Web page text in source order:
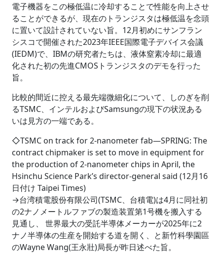
電子機器をこの極低温に冷却することで性能を向上させ
ることができるが、現在のトランジスタは極低温を念頭
に置いて設計されていない旨。12月初めにサンフラン
シスコで開催された2023年IEEE国際電子デバイス会議
(IEDM)で、IBMの研究者たちは、液体窒素冷却に最適
化された初の先進CMOSトランジスタのデモを行った
旨。
比較的間近に控える最先端微細化について、しのぎを削
るTSMC、インテルおよびSamsungの現下の状況ある
いは見方の一端である。
◇TSMC on track for 2-nanometer fab―SPRING: The
contract chipmaker is set to move in equipment for
the production of 2-nanometer chips in April, the
Hsinchu Science Park’s director-general said (12月16
日付け Taipei Times)
→台湾積電股份有限公司(TSMC、台積電)は4月に同社初
の2ナノメートルファブの製造装置第1号機を搬入する
見通し、 世界最大の受託半導体メーカーが2025年に2
ナノ半導体の生産を開始する道を開く、と新竹科學園區
のWayne Wang(王永壯)局長が昨日述べた旨。